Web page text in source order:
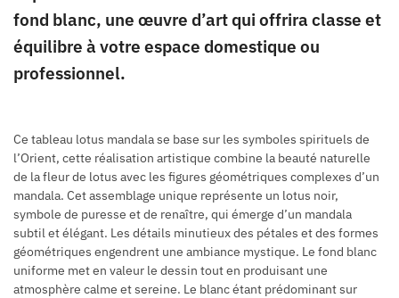
fond blanc, une œuvre d’art qui offrira classe et
équilibre à votre espace domestique ou
professionnel.
Ce tableau lotus mandala se base sur les symboles spirituels de
l’Orient, cette réalisation artistique combine la beauté naturelle
de la fleur de lotus avec les figures géométriques complexes d’un
mandala. Cet assemblage unique représente un lotus noir,
symbole de puresse et de renaître, qui émerge d’un mandala
subtil et élégant. Les détails minutieux des pétales et des formes
géométriques engendrent une ambiance mystique. Le fond blanc
uniforme met en valeur le dessin tout en produisant une
atmosphère calme et sereine. Le blanc étant prédominant sur